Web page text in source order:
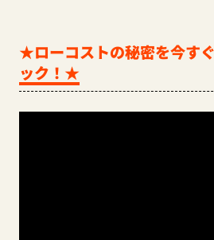
★ローコストの秘密を今す
ック！★